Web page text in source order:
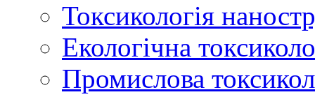
Токсикологія
Екологічна
Промислова